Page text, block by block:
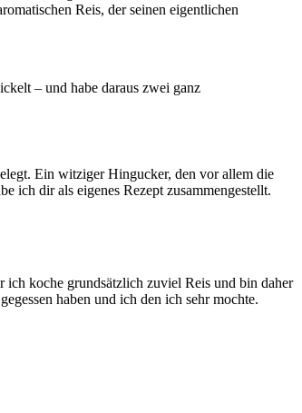
Reis, der seinen eigentlichen
– und habe daraus zwei ganz
Ein witziger Hingucker, den vor allem die
ich dir als eigenes Rezept zusammengestellt.
ich koche grundsätzlich zuviel Reis und bin daher
haben und ich den ich sehr mochte.